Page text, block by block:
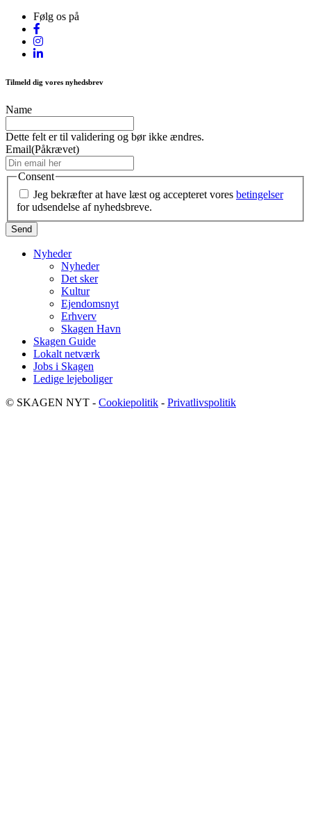
Følg os på
Tilmeld dig vores nyhedsbrev
Name
Dette felt er til validering og bør ikke ændres.
Email(Påkrævet)
Consent
Jeg bekræfter at have læst og accepteret vores betingelser
for udsendelse af nyhedsbreve.
Nyheder
Nyheder
Det sker
Kultur
Ejendomsnyt
Erhverv
Skagen Havn
Skagen Guide
Lokalt netværk
Jobs i Skagen
Ledige lejeboliger
© SKAGEN NYT - Cookiepolitik - Privatlivspolitik